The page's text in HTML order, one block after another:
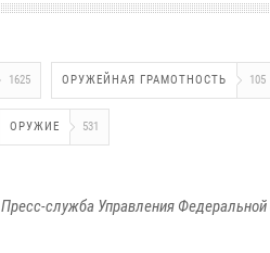
1625 ОРУЖЕЙНАЯ ГРАМОТНОСТЬ 105
ОРУЖИЕ 531
Пресс-служба Управления